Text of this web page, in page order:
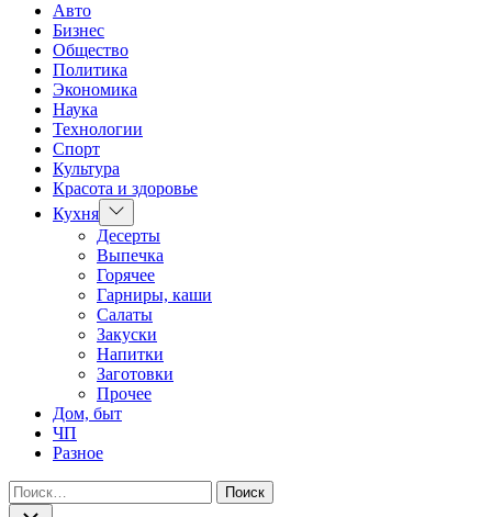
Авто
Бизнес
Общество
Политика
Экономика
Наука
Технологии
Спорт
Культура
Красота и здоровье
Кухня Показать
подменю
Десерты
Выпечка
Горячее
Гарниры, каши
Салаты
Закуски
Напитки
Заготовки
Прочее
Дом, быт
ЧП
Разное
Найти: